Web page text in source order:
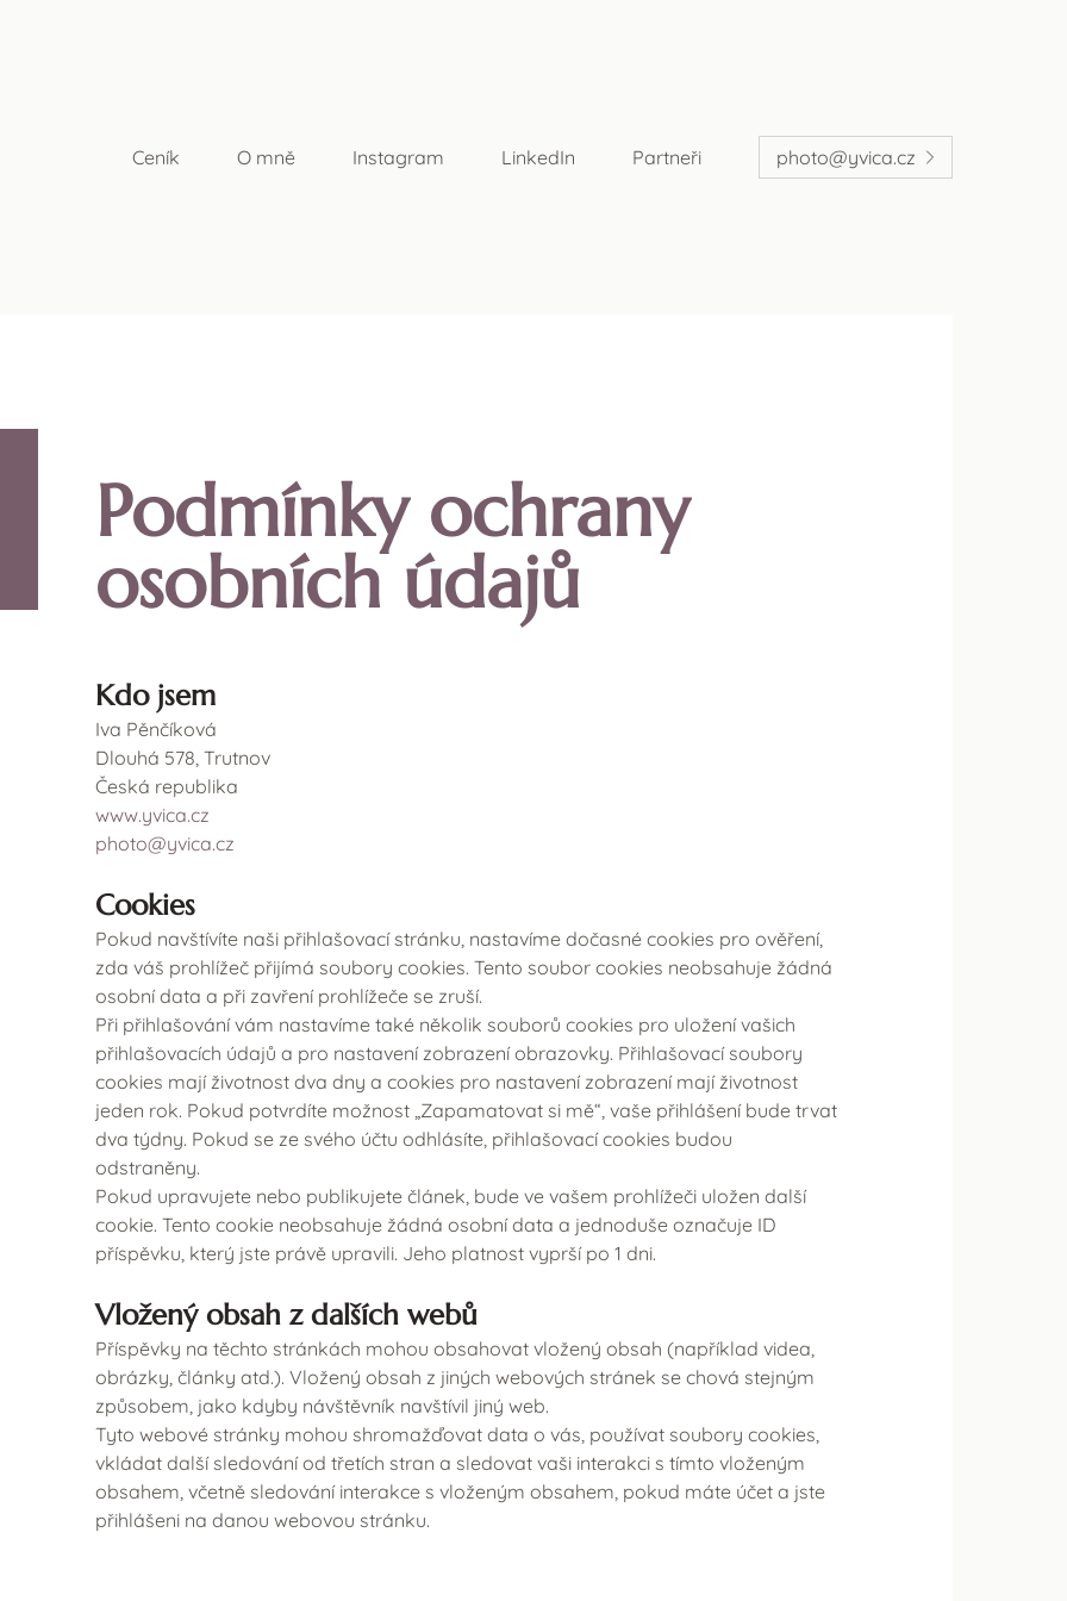
Ceník O mně Instagram LinkedIn Partneři photo@yvica.cz
Podmínky ochrany
osobních údajů
Kdo jsem
Iva Pěnčíková
Dlouhá 578, Trutnov
Česká republika
www.yvica.cz
photo@yvica.cz
Cookies
Pokud navštívíte naši přihlašovací stránku, nastavíme dočasné cookies pro ověření,
zda váš prohlížeč přijímá soubory cookies. Tento soubor cookies neobsahuje žádná
osobní data a při zavření prohlížeče se zruší.
Při přihlašování vám nastavíme také několik souborů cookies pro uložení vašich
přihlašovacích údajů a pro nastavení zobrazení obrazovky. Přihlašovací soubory
cookies mají životnost dva dny a cookies pro nastavení zobrazení mají životnost
jeden rok. Pokud potvrdíte možnost „Zapamatovat si mě“, vaše přihlášení bude trvat
dva týdny. Pokud se ze svého účtu odhlásíte, přihlašovací cookies budou
odstraněny.
Pokud upravujete nebo publikujete článek, bude ve vašem prohlížeči uložen další
cookie. Tento cookie neobsahuje žádná osobní data a jednoduše označuje ID
příspěvku, který jste právě upravili. Jeho platnost vyprší po 1 dni.
Vložený obsah z dalších webů
Příspěvky na těchto stránkách mohou obsahovat vložený obsah (například videa,
obrázky, články atd.). Vložený obsah z jiných webových stránek se chová stejným
způsobem, jako kdyby návštěvník navštívil jiný web.
Tyto webové stránky mohou shromažďovat data o vás, používat soubory cookies,
vkládat další sledování od třetích stran a sledovat vaši interakci s tímto vloženým
obsahem, včetně sledování interakce s vloženým obsahem, pokud máte účet a jste
přihlášeni na danou webovou stránku.